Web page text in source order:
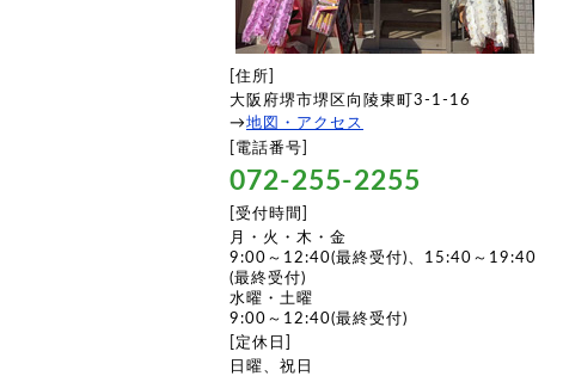
[住所]
大阪府堺市堺区向陵東町3-1-16
→地図・アクセス
[電話番号]
072-255-2255
[受付時間]
月・火・木・金
9:00～12:40(最終受付)、15:40～19:40
(最終受付)
水曜・土曜
9:00～12:40(最終受付)
[定休日]
日曜、祝日